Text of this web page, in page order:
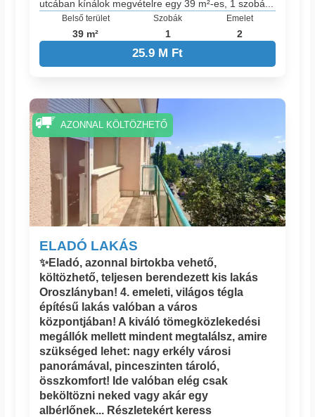
utcában kínálok megvételre egy 39 m²-es, 1 szobá...
Belső terület
39 m²
Szobák
1
Emelet
2
25.9 M Ft
ELADÓ LAKÁS
✨Eladó, azonnal birtokba vehető,
költözhető, teljesen berendezett kis lakás
Oroszlányban! 4. emeleti, világos tégla
építésű lakás valóban a város
központjában! A kiváló tömegközlekedési
megállók mellett mindent megtalálsz, amire
szükséged lehet: nagy erkély városi
panorámával, pinceszinten tároló,
összkomfort! Ide valóban elég csak
beköltözni neked vagy akár egy
albérlőnek... Részletekért keress
AZONNAL KÖLTÖZHETŐ